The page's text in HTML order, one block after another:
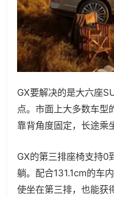
GX要解决的是大六座
点。市面上大多数车型
靠背角度固定，长途乘
GX的第三排座椅支持0
躺。配合131.1cm的车
使坐在第三排，也能获